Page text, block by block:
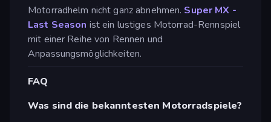
Motorradhelm nicht ganz abnehmen. Super MX -
Last Season ist ein lustiges Motorrad-Rennspiel
mit einer Reihe von Rennen und
Anpassungsmöglichkeiten.
FAQ
Was sind die bekanntesten Motorradspiele?